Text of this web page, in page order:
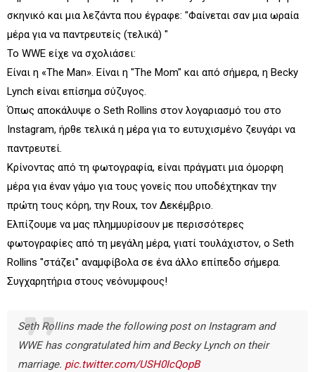
σκηνικό και μια λεζάντα που έγραφε: "Φαίνεται σαν μια ωραία
μέρα για να παντρευτείς (τελικά) "
Το WWE είχε να σχολιάσει:
Είναι η «The Man». Είναι η "The Mom" και από σήμερα, η Becky
Lynch είναι επίσημα σύζυγος.
Όπως αποκάλυψε ο Seth Rollins στον λογαριασμό του στο
Instagram, ήρθε τελικά η μέρα για το ευτυχισμένο ζευγάρι να
παντρευτεί.
Κρίνοντας από τη φωτογραφία, είναι πράγματι μια όμορφη
μέρα για έναν γάμο για τους γονείς που υποδέχτηκαν την
πρώτη τους κόρη, την Roux, τον Δεκέμβριο.
Ελπίζουμε να μας πλημμυρίσουν με περισσότερες
φωτογραφίες από τη μεγάλη μέρα, γιατί τουλάχιστον, ο Seth
Rollins "στάζει" αναμφίβολα σε ένα άλλο επίπεδο σήμερα.
Συγχαρητήρια στους νεόνυμφους!
Seth Rollins made the following post on Instagram and
WWE has congratulated him and Becky Lynch on their
marriage. pic.twitter.com/USH0IcQopB